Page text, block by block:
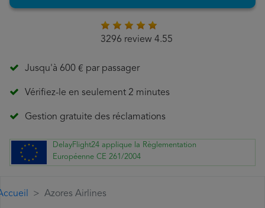
3296 review 4.55
Jusqu'à 600 € par passager
Vérifiez-le en seulement 2 minutes
Gestion gratuite des réclamations
DelayFlight24 applique la Règlementation
Européenne CE 261/2004
Azores Airlines